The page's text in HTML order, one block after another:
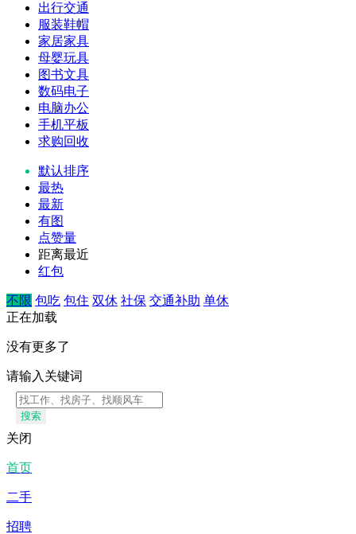
出行交通
服装鞋帽
家居家具
母婴玩具
图书文具
数码电子
电脑办公
手机平板
求购回收
默认排序
最热
最新
有图
点赞量
距离最近
红包
不限 包吃 包住 双休 社保 交通补助 单休
正在加载
没有更多了
请输入关键词
搜索
关闭
首页
二手
招聘